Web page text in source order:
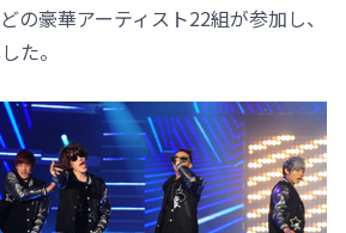
の豪華アーティスト22組が参加し、
た。